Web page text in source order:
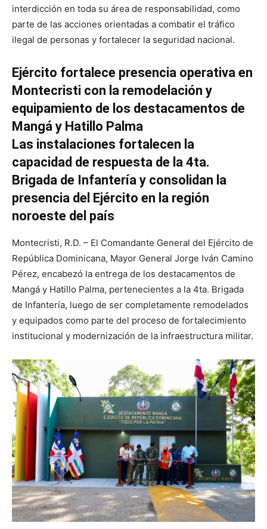
interdicción en toda su área de responsabilidad, como
parte de las acciones orientadas a combatir el tráfico
ilegal de personas y fortalecer la seguridad nacional.
Ejército fortalece presencia operativa en
Montecristi con la remodelación y
equipamiento de los destacamentos de
Mangá y Hatillo Palma
Las instalaciones fortalecen la
capacidad de respuesta de la 4ta.
Brigada de Infantería y consolidan la
presencia del Ejército en la región
noroeste del país
Montecristi, R.D. – El Comandante General del Ejército de
República Dominicana, Mayor General Jorge Iván Camino
Pérez, encabezó la entrega de los destacamentos de
Mangá y Hatillo Palma, pertenecientes a la 4ta. Brigada
de Infantería, luego de ser completamente remodelados
y equipados como parte del proceso de fortalecimiento
institucional y modernización de la infraestructura militar.